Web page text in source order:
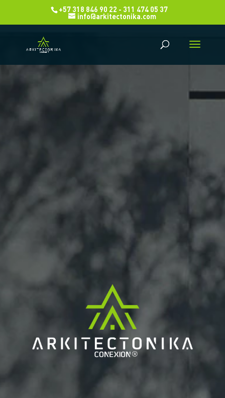
+57 318 846 90 22 - 311 474 05 37
info@arkitectonika.com